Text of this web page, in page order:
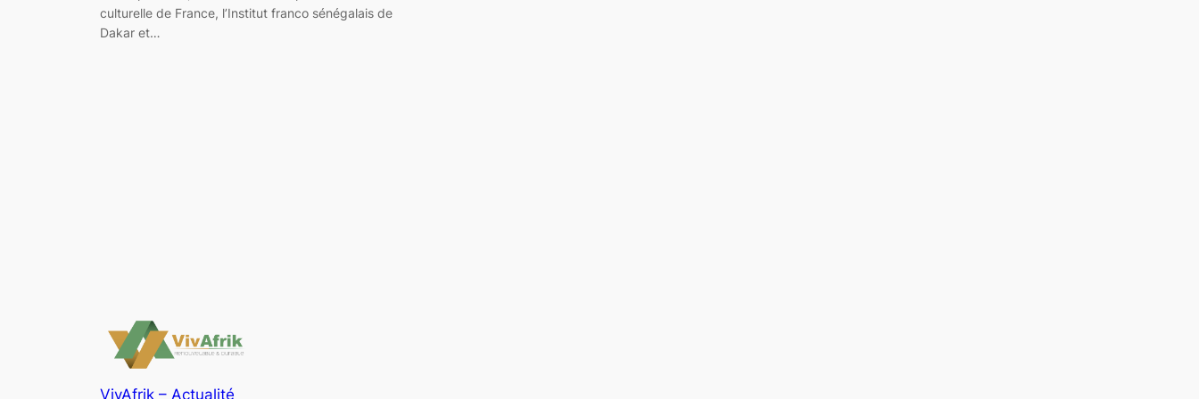
culturelle de France, l’Institut franco sénégalais de
Dakar et…
VivAfrik – Actualité